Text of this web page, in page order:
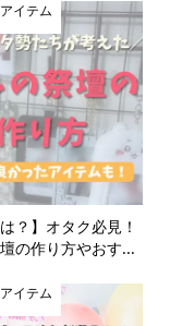
イテム
？】オタク必見！
の作り方やおす...
イテム